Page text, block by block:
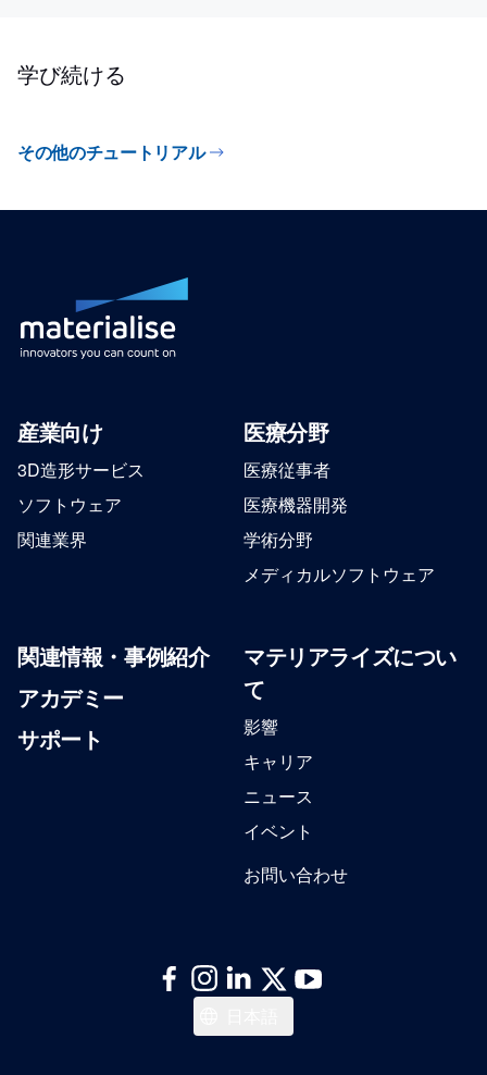
学び続ける
その他のチュートリアル
産業向け
3D造形サービス
ソフトウェア
関連業界
医療分野
医療従事者
医療機器開発
学術分野
メディカルソフトウェア
関連情報・事例紹介
アカデミー
サポート
マテリアライズについ
て
影響
キャリア
ニュース
イベント
お問い合わせ